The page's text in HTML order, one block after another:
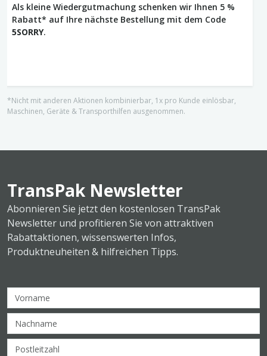
Als kleine Wiedergutmachung schenken wir Ihnen 5 %
Rabatt* auf Ihre nächste Bestellung mit dem Code
5SORRY.
*Nicht mit anderen Aktionen kombinierbar, 1x pro Kunde einlösbar,
Maschinen, Geräte & Transporthilfen ausgenommen.
TransPak Newsletter
Abonnieren Sie jetzt den kostenlosen TransPak
Newsletter und profitieren Sie von attraktiven
Rabattaktionen, wissenswerten Infos,
Produktneuheiten & hilfreichen Tipps.